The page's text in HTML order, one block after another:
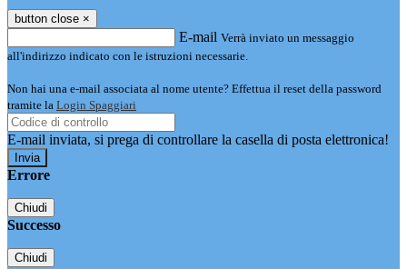
button close ×
E-mail Verrà inviato un messaggio
all'indirizzo indicato con le istruzioni necessarie.
Non hai una e-mail associata al nome utente? Effettua il reset della password
tramite la Login Spaggiari
E-mail inviata, si prega di controllare la casella di posta elettronica!
Errore
Chiudi
Successo
Chiudi